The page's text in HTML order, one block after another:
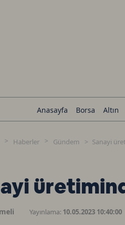
Anasayfa Borsa Altın
Haberler Gündem Sanayi
Yayınlama: 10.05.2023 10:40:00